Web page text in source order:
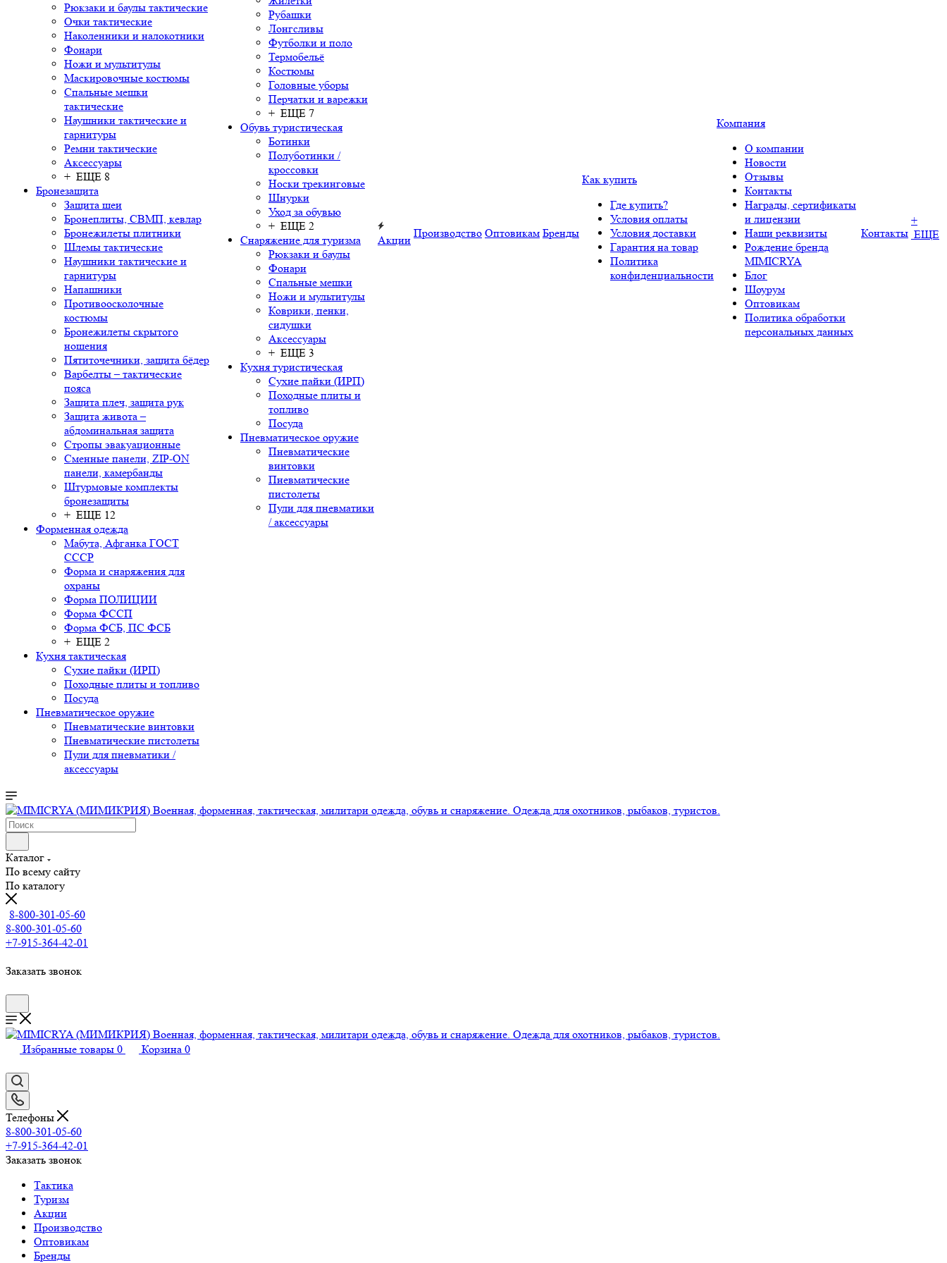
Рюкзаки и баулы тактические
Очки тактические
Наколенники и налокотники
Фонари
Ножи и мультитулы
Маскировочные костюмы
Спальные мешки
тактические
Наушники тактические и
гарнитуры
Ремни тактические
Аксессуары
+ ЕЩЕ 8
Бронезащита
Защита шеи
Бронеплиты, СВМП, кевлар
Бронежилеты плитники
Шлемы тактические
Наушники тактические и
гарнитуры
Напашники
Противоосколочные
костюмы
Бронежилеты скрытого
ношения
Пятиточечники, защита бёдер
Варбелты – тактические
пояса
Защита плеч, защита рук
Защита живота –
абдоминальная защита
Стропы эвакуационные
Сменные панели, ZIP-ON
панели, камербанды
Штурмовые комплекты
бронезащиты
+ ЕЩЕ 12
Форменная одежда
Мабута, Афганка ГОСТ
СССР
Форма и снаряжения для
охраны
Форма ПОЛИЦИИ
Форма ФССП
Форма ФСБ, ПС ФСБ
+ ЕЩЕ 2
Кухня тактическая
Сухие пайки (ИРП)
Походные плиты и топливо
Посуда
Пневматическое оружие
Пневматические винтовки
Пневматические пистолеты
Пули для пневматики /
аксессуары
Рубашки
Лонгсливы
Футболки и поло
Термобельё
Костюмы
Головные уборы
Перчатки и варежки
+ ЕЩЕ 7
Обувь туристическая
Ботинки
Полуботинки /
кроссовки
Носки трекинговые
Шнурки
Уход за обувью
+ ЕЩЕ 2
Снаряжение для туризма
Рюкзаки и баулы
Фонари
Спальные мешки
Ножи и мультитулы
Коврики, пенки,
сидушки
Аксессуары
+ ЕЩЕ 3
Кухня туристическая
Сухие пайки (ИРП)
Походные плиты и
топливо
Посуда
Пневматическое оружие
Пневматические
винтовки
Пневматические
пистолеты
Пули для пневматики
/ аксессуары
Акции
Производство Оптовикам Бренды
Как купить
Где купить?
Условия оплаты
Условия доставки
Гарантия на товар
Политика
конфиденциальности
Компания
О компании
Новости
Отзывы
Контакты
Награды, сертификаты
и лицензии
Наши реквизиты
Рождение бренда
MIMICRYA
Блог
Шоурум
Оптовикам
Политика обработки
персональных данных
Контакты
+
ЕЩЕ
Каталог
По всему сайту
По каталогу
8-800-301-05-60
8-800-301-05-60
+7-915-364-42-01
Заказать звонок
Избранные товары 0 Корзина 0
Телефоны
8-800-301-05-60
+7-915-364-42-01
Заказать звонок
Тактика
Туризм
Акции
Производство
Оптовикам
Бренды